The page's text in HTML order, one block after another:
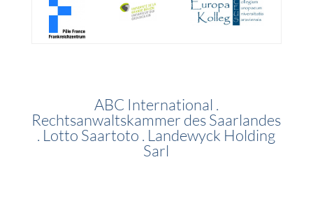
ABC International .
Rechtsanwaltskammer des Saarlandes
. Lotto Saartoto . Landewyck Holding
Sarl